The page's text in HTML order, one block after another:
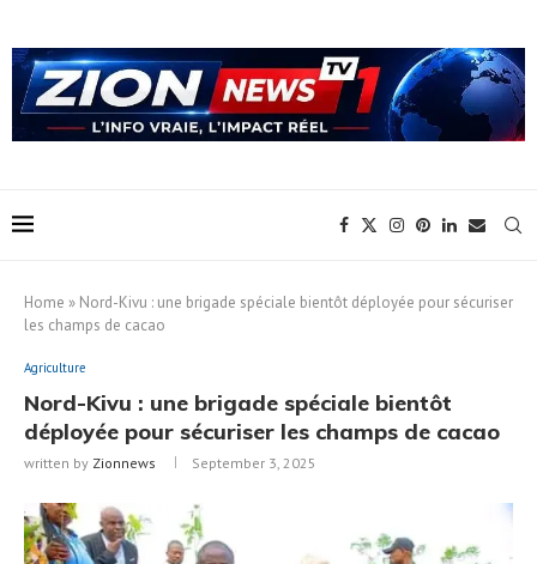
Home » Nord-Kivu : une brigade spéciale bientôt déployée pour sécuriser
les champs de cacao
Agriculture
Nord-Kivu : une brigade spéciale bientôt
déployée pour sécuriser les champs de cacao
written by Zionnews September 3, 2025